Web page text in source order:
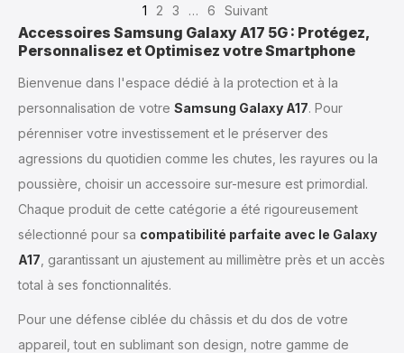
1 2 3 … 6 Suivant
Accessoires Samsung Galaxy A17 5G : Protégez,
Personnalisez et Optimisez votre Smartphone
Bienvenue dans l'espace dédié à la protection et à la
personnalisation de votre Samsung Galaxy A17. Pour
pérenniser votre investissement et le préserver des
agressions du quotidien comme les chutes, les rayures ou la
poussière, choisir un accessoire sur-mesure est primordial.
Chaque produit de cette catégorie a été rigoureusement
sélectionné pour sa compatibilité parfaite avec le Galaxy
A17 , garantissant un ajustement au millimètre près et un accès
total à ses fonctionnalités.
Pour une défense ciblée du châssis et du dos de votre
appareil, tout en sublimant son design, notre gamme de